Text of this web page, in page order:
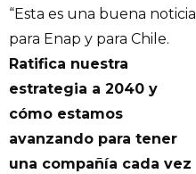
“Esta es una buena noticia
para Enap y para Chile.
Ratifica nuestra
estrategia a 2040 y
cómo estamos
avanzando para tener
una compañía cada vez